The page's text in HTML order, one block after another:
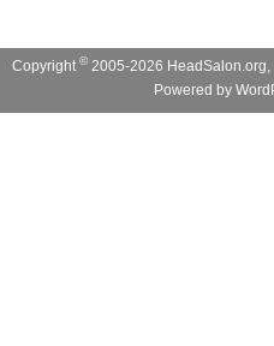
Copyright © 2005-2026
Powered by